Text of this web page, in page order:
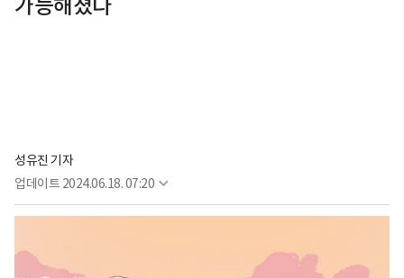
가능해졌다
성유진 기자
업데이트 2024.06.18. 07:20